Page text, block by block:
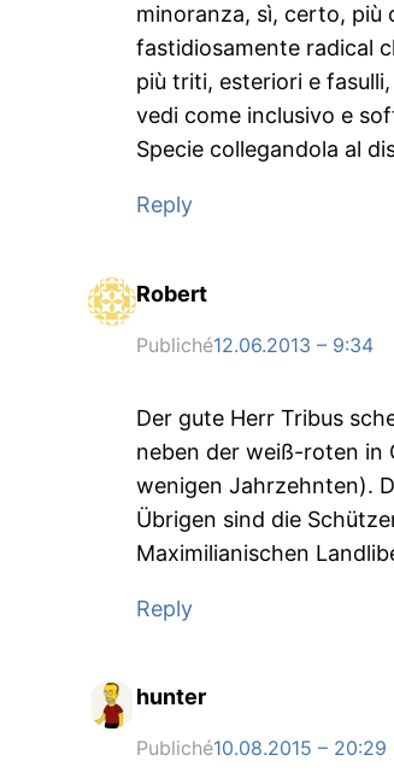
minoranza, sì, certo, più
fastidiosamente radical
più triti, esteriori e
vedi come inclusivo e
Specie collegandola al
Reply
Robert
Publiché12.06.2013 – 9:34
Der gute Herr Tribus
neben der weiß-roten in
wenigen Jahrzehnten).
Übrigen sind die
Maximilianischen
Reply
hunter
Publiché10.08.2015 – 20:29